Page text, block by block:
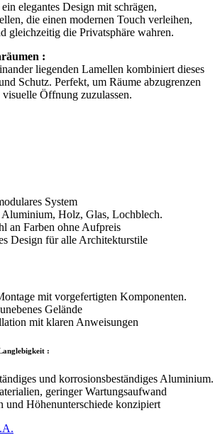
elegantes Design mit schrägen,
die einen modernen Touch verleihen,
gleichzeitig die Privatsphäre wahren.
:
liegenden Lamellen kombiniert dieses
Schutz. Perfekt, um Räume abzugrenzen
Öffnung zuzulassen.
System
Aluminium, Holz, Glas, Lochblech.
an Farben ohne Aufpreis
Design für alle Architekturstile
mit vorgefertigten Komponenten.
Gelände
mit klaren Anweisungen
:
und korrosionsbeständiges Aluminium.
geringer Wartungsaufwand
und Höhenunterschiede konzipiert